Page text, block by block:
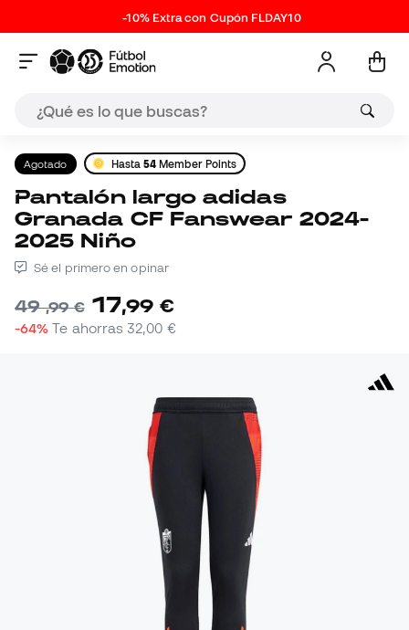
-10% Extra con Cupón FLDAY10
Agotado Hasta54 Member Points
Pantalón largo adidas
Granada CF Fanswear 2024-
2025 Niño
Sé el primero en opinar
49,99 € 17,99 €
-64% Te ahorras32,00 €